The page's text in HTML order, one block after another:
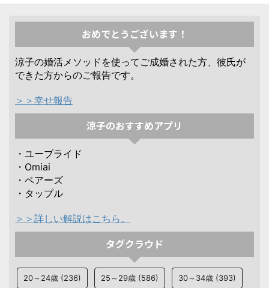
おめでとうございます！
涼子の婚活メソッドを使ってご成婚された方、彼氏が
できた方からのご報告です。
＞＞幸せ報告
涼子のおすすめアプリ
・ユーブライド
・Omiai
・ペアーズ
・タップル
＞＞詳しい解説はこちら。
タグクラウド
20～24歳 (236) 25～29歳 (586) 30～34歳 (393)